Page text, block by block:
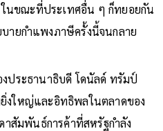
ในขณะที่ประเทศอื่น ๆ ก็ทยอยกัน
ายกำแพงภาษีครั้งนี้จนกลาย
ประธานาธิบดี โดนัลด์ ทรัมป์
ยิ่งใหญ่และอิทธิพลในตลาดของ
าสัมพันธ์การค้าที่สหรัฐกำลัง